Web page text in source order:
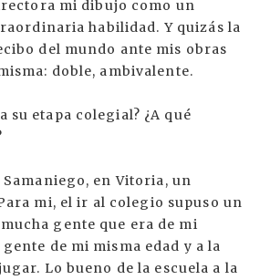
mi dibujo como un
habilidad. Y quizás la
del mundo ante mis obras
doble, ambivalente.
su etapa colegial? ¿A qué
Samaniego, en Vitoria, un
mi, el ir al colegio supuso un
gente que era de mi
de mi misma edad y a la
Lo bueno de la escuela a la